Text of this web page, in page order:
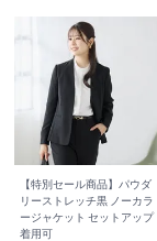
【特別セール商品】パウダ
リーストレッチ黒 ノーカラ
ージャケット セットアップ
着用可